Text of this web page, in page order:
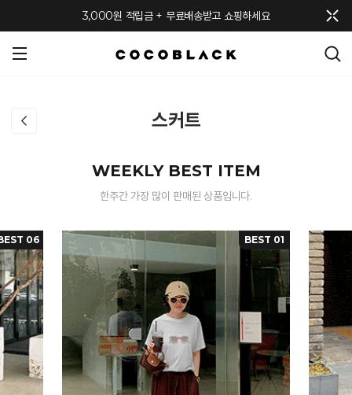
3,000원 적립금 + 무료배송받고 쇼핑하세요
스커트
WEEKLY BEST ITEM
한주간 가장 많이 판매된 상품입니다.
06 BEST 01